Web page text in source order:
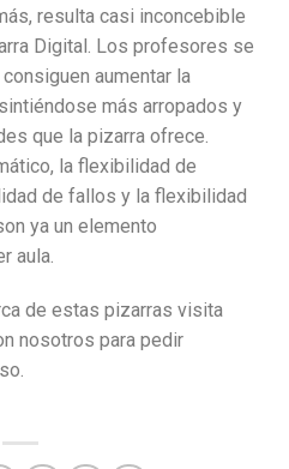
resulta casi inconcebible
Digital. Los profesores se
aumentar la
más arropados y
que la pizarra ofrece.
la flexibilidad de
de fallos y la flexibilidad
ya un elemento
aula.
de estas pizarras visita
nosotros para pedir